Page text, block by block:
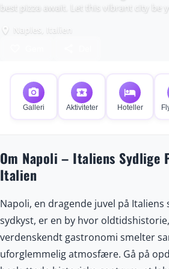
best pizza await. Let this vibrant city be
place Naples, Italien
photo_camera
Galleri
local_activity
Aktiviteter
hotel
Hoteller
Om Napoli – Italiens Sydlige
Italien
Napoli, en dragende juvel på Italiens
sydkyst, er en by hvor
verdenskendt gastronomi smelter
uforglemmelig atmosfære. Gå på